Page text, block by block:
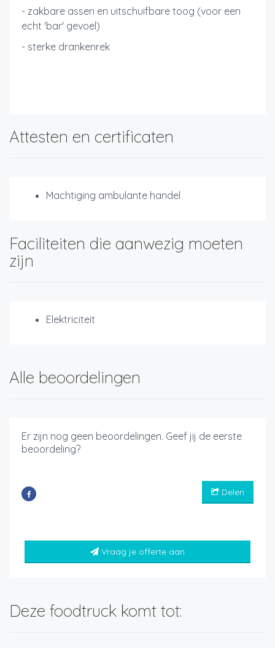
- zakbare assen en uitschuifbare toog (voor een
echt 'bar' gevoel)
- sterke drankenrek
Attesten en certificaten
Machtiging ambulante handel
Faciliteiten die aanwezig moeten
zijn
Elektriciteit
Alle beoordelingen
Er zijn nog geen beoordelingen. Geef jij de eerste
beoordeling?
Delen
Vraag je offerte aan
Deze foodtruck komt tot: